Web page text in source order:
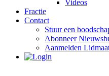
Videos
Fractie
Contact
Stuur een
Abonneer
Aanmelden